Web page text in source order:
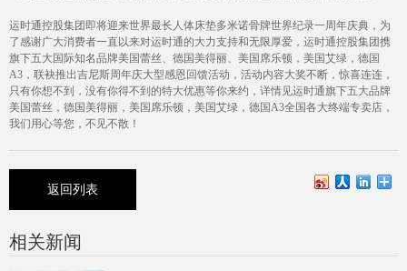
运时通控股集团即将迎来世界最长人体床垫多米诺骨牌世界纪录一周年庆典，为
了感谢广大消费者一直以来对运时通的大力支持和无限厚爱，运时通控股集团携
旗下五大国际知名品牌美国蕾丝、德国美得丽、美国席乐顿，美国艾绿，德国
A3 ，联袂推出吉尼斯周年庆大型感恩回馈活动，活动内容大奖不断，惊喜连连，
只有你想不到，没有你得不到的特大优惠等你来约，详情见运时通旗下五大品牌
美国蕾丝，德国美得丽，美国席乐顿，美国艾绿，德国A3全国各大终端专卖店，
我们用心等您，不见不散！
返回列表
相关新闻